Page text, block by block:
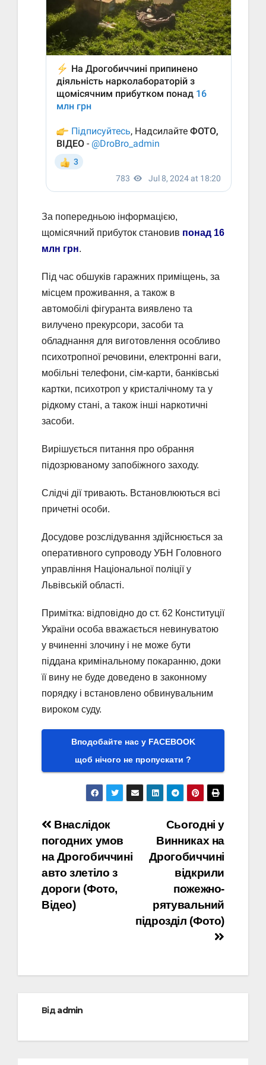
За попередньою інформацією,
щомісячний прибуток становив понад 16
млн грн.
Під час обшуків гаражних приміщень, за
місцем проживання, а також в
автомобілі фігуранта виявлено та
вилучено прекурсори, засоби та
обладнання для виготовлення особливо
психотропної речовини, електронні ваги,
мобільні телефони, сім-карти, банківські
картки, психотроп у кристалічному та у
рідкому стані, а також інші наркотичні
засоби.
Вирішується питання про обрання
підозрюваному запобіжного заходу.
Слідчі дії тривають. Встановлюються всі
причетні особи.
Досудове розслідування здійснюється за
оперативного супроводу УБН Головного
управління Національної поліції у
Львівській області.
Примітка: відповідно до ст. 62 Конституції
України особа вважається невинуватою
у вчиненні злочину і не може бути
піддана кримінальному покаранню, доки
її вину не буде доведено в законному
порядку і встановлено обвинувальним
вироком суду.
Вподобайте нас у FACEBOOK
щоб нічого не пропускати ?
Навігація
записів
Сьогодні у
Винниках на
Дрогобиччині
відкрили
пожежно-
рятувальний
підрозділ (Фото)
Внаслідок
погодних умов
на Дрогобиччині
авто злетіло з
дороги (Фото,
Відео)
Відadmin